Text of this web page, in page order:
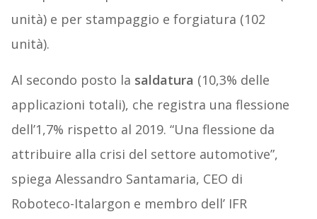
unità) e per stampaggio e forgiatura (102
unità).
Al secondo posto la saldatura (10,3% delle
applicazioni totali), che registra una flessione
dell’1,7% rispetto al 2019. “Una flessione da
attribuire alla crisi del settore automotive”,
spiega Alessandro Santamaria, CEO di
Roboteco-Italargon e membro dell’ IFR